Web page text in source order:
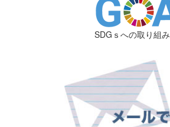
SDGｓへの取り組み